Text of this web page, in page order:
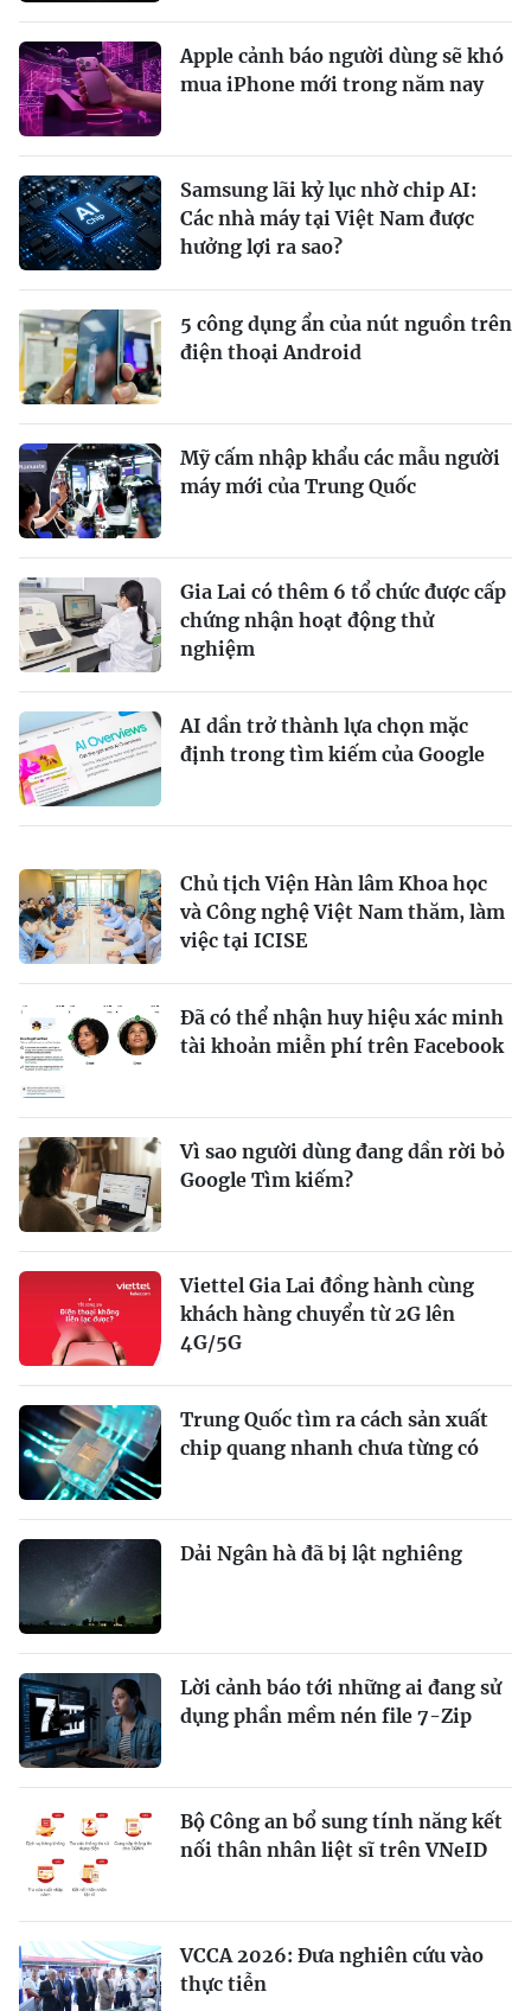
Apple cảnh báo người dùng sẽ khó
mua iPhone mới trong năm nay
Samsung lãi kỷ lục nhờ chip AI:
Các nhà máy tại Việt Nam được
hưởng lợi ra sao?
5 công dụng ẩn của nút nguồn trên
điện thoại Android
Mỹ cấm nhập khẩu các mẫu người
máy mới của Trung Quốc
Gia Lai có thêm 6 tổ chức được cấp
chứng nhận hoạt động thử
nghiệm
AI dần trở thành lựa chọn mặc
định trong tìm kiếm của Google
Chủ tịch Viện Hàn lâm Khoa học
và Công nghệ Việt Nam thăm, làm
việc tại ICISE
Đã có thể nhận huy hiệu xác minh
tài khoản miễn phí trên Facebook
Vì sao người dùng đang dần rời bỏ
Google Tìm kiếm?
Viettel Gia Lai đồng hành cùng
khách hàng chuyển từ 2G lên
4G/5G
Trung Quốc tìm ra cách sản xuất
chip quang nhanh chưa từng có
Dải Ngân hà đã bị lật nghiêng
Lời cảnh báo tới những ai đang sử
dụng phần mềm nén file 7-Zip
Bộ Công an bổ sung tính năng kết
nối thân nhân liệt sĩ trên VNeID
VCCA 2026: Đưa nghiên cứu vào
thực tiễn